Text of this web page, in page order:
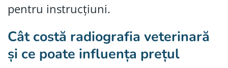
pentru instrucțiuni.
Cât costă radiografia veterinară
și ce poate influența prețul